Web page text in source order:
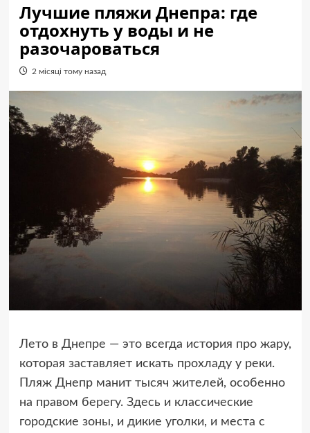
Лучшие пляжи Днепра: где
отдохнуть у воды и не
разочароваться
2 місяці тому назад
Лето в Днепре — это всегда история про жару,
которая заставляет искать прохладу у реки.
Пляж Днепр манит тысяч жителей, особенно
на правом берегу. Здесь и классические
городские зоны, и дикие уголки, и места с